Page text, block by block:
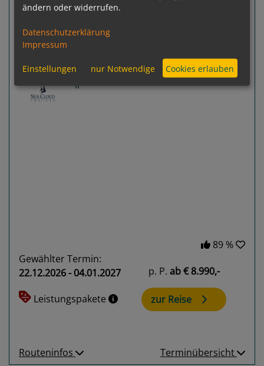
13 Nächte Bequia, St. Barthélemy, Virgin
Sea Cloud II
Dominikanische Republik
89 %
Gewählter Termin:
22.12.2026 - 04.01.2027
Leistungspakete
p. P. ab€ 8.990,-
zur Reise
Routeninfos Terminübersicht
ändern oder widerrufen.
Datenschutzerklärung
Impressum
Einstellungen nur Notwendige Cookies erlauben